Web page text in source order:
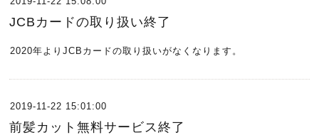
JCBカードの取り扱い終了
2020年よりJCBカードの取り扱いがなくなります。
2019-11-22 15:01:00
前髪カット無料サービス終了